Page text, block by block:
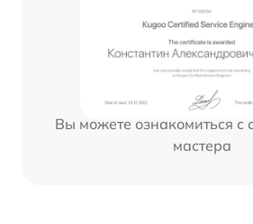
Вы можете ознакомиться с
мастера